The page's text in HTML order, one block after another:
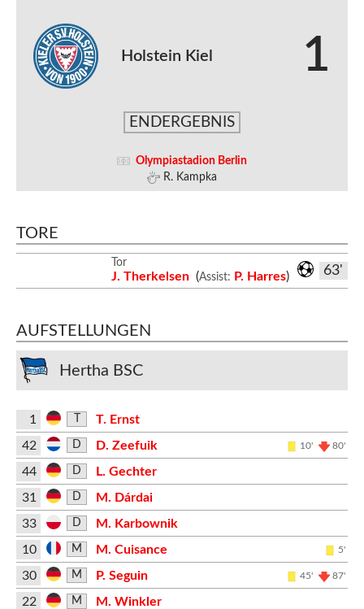
Holstein Kiel 1
ENDERGEBNIS
Olympiastadion Berlin
R. Kampka
TORE
63'
Tor
J. Therkelsen (Assist: P. Harres)
AUFSTELLUNGEN
Hertha BSC
1
T. Ernst
42
D D. Zeefuik 10' 80'
44 D
L. Gechter
31
D
M. Dárdai
33
D
M. Karbownik
10
M M. Cuisance 5'
30 M P. Seguin 45' 87'
22 M
M. Winkler